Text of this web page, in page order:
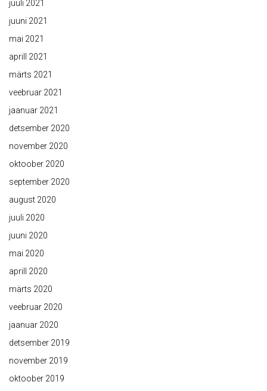
juuli 2021
juuni 2021
mai 2021
aprill 2021
märts 2021
veebruar 2021
jaanuar 2021
detsember 2020
november 2020
oktoober 2020
september 2020
august 2020
juuli 2020
juuni 2020
mai 2020
aprill 2020
märts 2020
veebruar 2020
jaanuar 2020
detsember 2019
november 2019
oktoober 2019